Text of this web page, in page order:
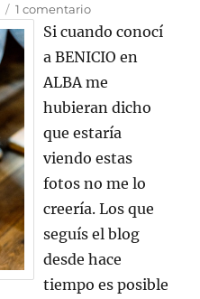
1 comentarioen
BENICIO
VA
DE
BODA
Si cuando conocí
a BENICIO en
ALBA me
hubieran dicho
que estaría
viendo estas
fotos no me lo
creería. Los que
seguís el blog
desde hace
tiempo es posible